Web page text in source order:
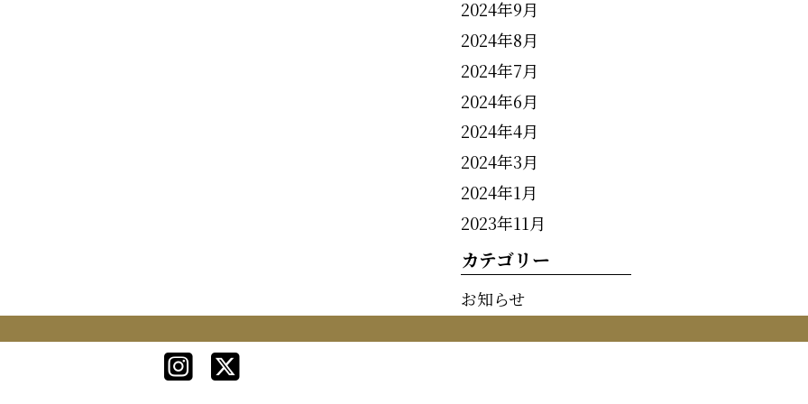
2024年9月
2024年8月
2024年7月
2024年6月
2024年4月
2024年3月
2024年1月
2023年11月
カテゴリー
お知らせ